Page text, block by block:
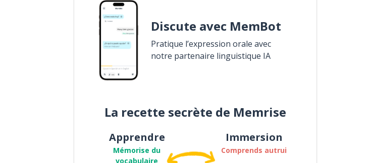
Discute avec MemBot
Pratique l’expression orale avec
notre partenaire linguistique IA
La recette secrète de Memrise
Apprendre
Mémorise du
vocabulaire
Immersion
Comprends autrui